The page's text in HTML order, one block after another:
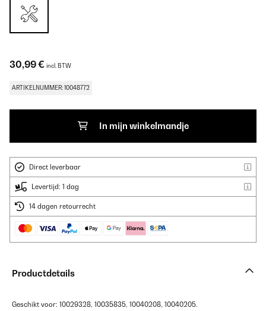
30,99 € incl. BTW
ARTIKELNUMMER: 10048772
In mijn winkelmandje
Direct leverbaar
Levertijd: 1 dag
14 dagen retourrecht
Productdetails
Geschikt voor: 10029328, 10035835, 10040208, 10040205.